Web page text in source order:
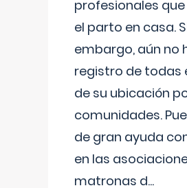
profesionales
el parto en casa.
embargo, aún no
registro de todas
de su ubicación
comunidades.
de gran ayuda
en las
matronas d...